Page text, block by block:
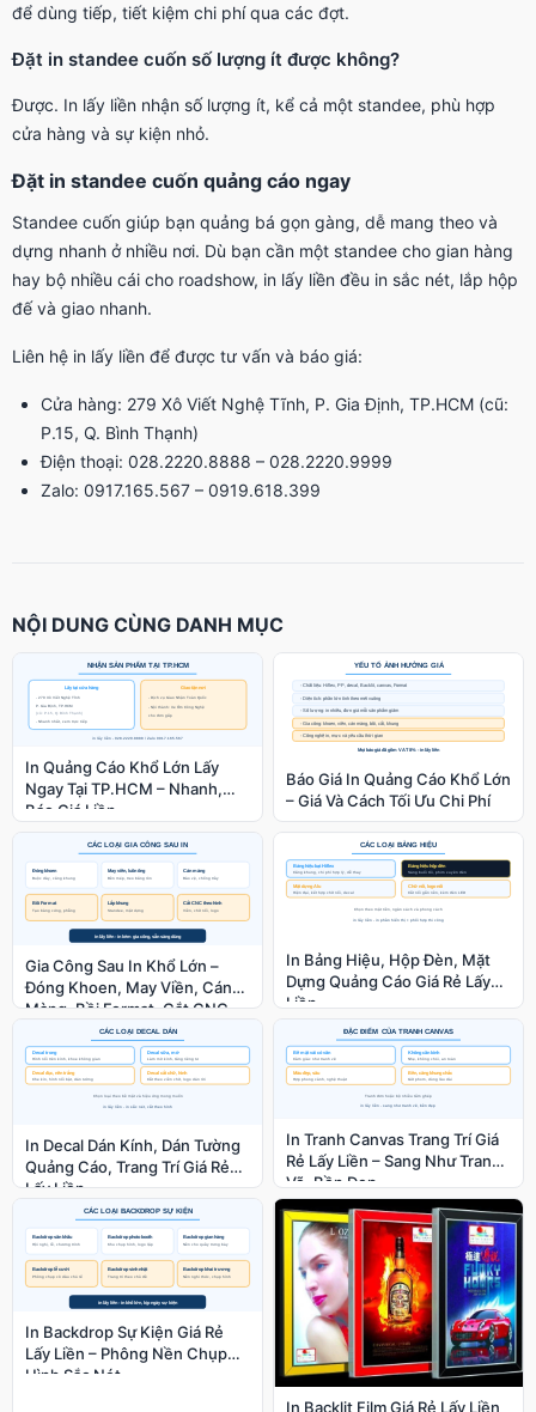
để dùng tiếp, tiết kiệm chi phí qua các đợt.
Đặt in standee cuốn số lượng ít được không?
Được. In lấy liền nhận số lượng ít, kể cả một standee, phù hợp
cửa hàng và sự kiện nhỏ.
Đặt in standee cuốn quảng cáo ngay
Standee cuốn giúp bạn quảng bá gọn gàng, dễ mang theo và
dựng nhanh ở nhiều nơi. Dù bạn cần một standee cho gian hàng
hay bộ nhiều cái cho roadshow, in lấy liền đều in sắc nét, lắp hộp
đế và giao nhanh.
Liên hệ in lấy liền để được tư vấn và báo giá:
Cửa hàng: 279 Xô Viết Nghệ Tĩnh, P. Gia Định, TP.HCM (cũ:
P.15, Q. Bình Thạnh)
Điện thoại: 028.2220.8888 – 028.2220.9999
Zalo: 0917.165.567 – 0919.618.399
NỘI DUNG CÙNG DANH MỤC
In Quảng Cáo Khổ Lớn Lấy
Ngay Tại TP.HCM – Nhanh,
Báo Giá Liền
Báo Giá In Quảng Cáo Khổ Lớn
– Giá Và Cách Tối Ưu Chi Phí
Gia Công Sau In Khổ Lớn –
Đóng Khoen, May Viền, Cán
Màng, Bồi Format, Cắt CNC
In Bảng Hiệu, Hộp Đèn, Mặt
Dựng Quảng Cáo Giá Rẻ Lấy
Liền
In Decal Dán Kính, Dán Tường
Quảng Cáo, Trang Trí Giá Rẻ
Lấy Liền
In Tranh Canvas Trang Trí Giá
Rẻ Lấy Liền – Sang Như Tranh
Vẽ, Bền Đẹp
In Backdrop Sự Kiện Giá Rẻ
Lấy Liền – Phông Nền Chụp
Hình Sắc Nét
In Backlit Film Giá Rẻ Lấy Liền